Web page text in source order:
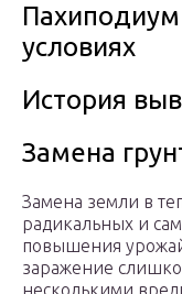
условиях
История
Замена
Замена земли в
радикальных и
повышения
заражение
несколькими